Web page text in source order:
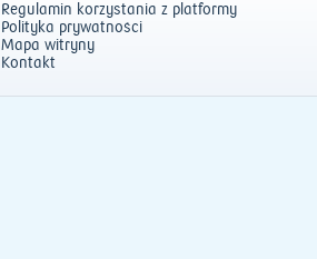
Regulamin korzystania z platformy
Polityka prywatności
Mapa witryny
Kontakt